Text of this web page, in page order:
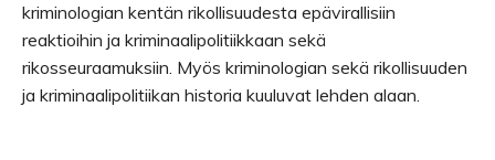
kriminologian kentän rikollisuudesta epävirallisiin
reaktioihin ja kriminaalipolitiikkaan sekä
rikosseuraamuksiin. Myös kriminologian sekä rikollisuuden
ja kriminaalipolitiikan historia kuuluvat lehden alaan.